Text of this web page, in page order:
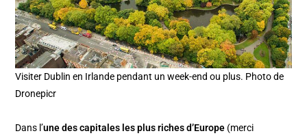
Visiter Dublin en Irlande pendant un week-end ou plus. Photo de
Dronepicr
Dans l’une des capitales les plus riches d’Europe (merci